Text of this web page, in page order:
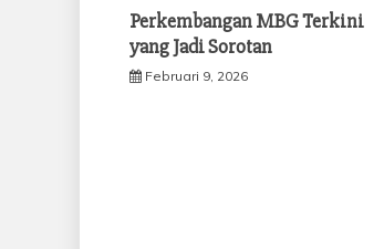
Perkembangan MBG Terkini
yang Jadi Sorotan
Februari 9, 2026